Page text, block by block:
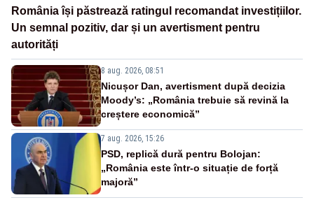
România își păstrează ratingul recomandat investițiilor.
Un semnal pozitiv, dar și un avertisment pentru
autorități
8 aug. 2026, 08:51
Nicușor Dan, avertisment după decizia
Moody’s: „România trebuie să revină la
creștere economică”
7 aug. 2026, 15:26
PSD, replică dură pentru Bolojan:
„România este într-o situație de forță
majoră”